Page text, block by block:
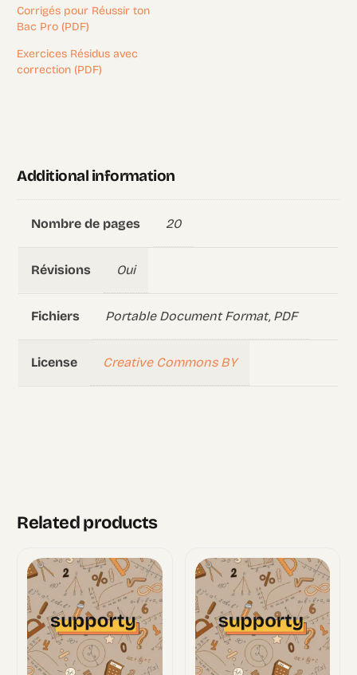
Corrigés pour Réussir ton
Bac Pro (PDF)
Exercices Résidus avec
correction (PDF)
Additional information
Nombre de pages 20
Révisions Oui
Fichiers Portable Document Format, PDF
License Creative Commons BY
Related products